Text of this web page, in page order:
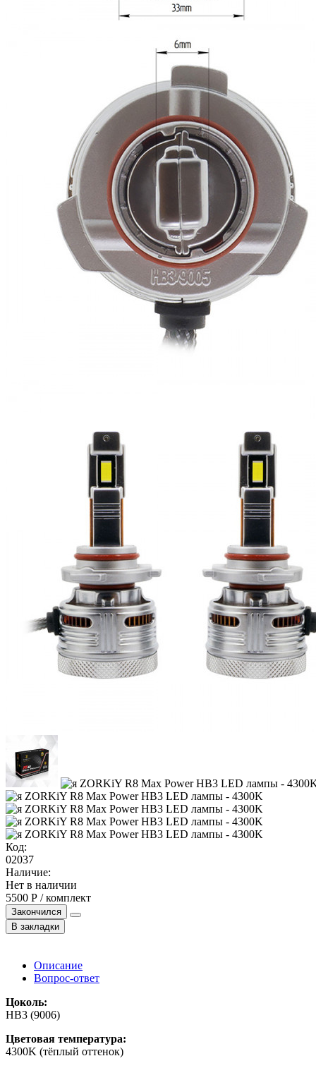
Код:
02037
Наличие:
Нет в наличии
5500 Р / комплект
Закончился
В закладки
Описание
Вопрос-ответ
Цоколь:
HB3 (9006)
Цветовая температура:
4300K (тёплый оттенок)